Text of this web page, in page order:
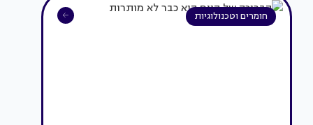
חומרים וטכנולוגיות